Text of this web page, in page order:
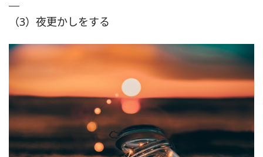
（3）夜更かしをする